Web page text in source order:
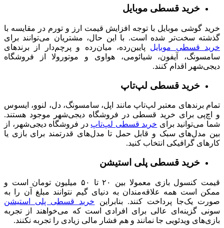
خرید قسطی موبایل
خرید گوشی موبایل با توجه افزایش قیمت ارز و تورم در مقایسه با
گذشته سخت‌تر شده است. با این حال، مشتریان می‌توانند برای
خرید قسطی موبایل
پایین‌رده، میان‌رده و پرچم‌دار از برندهای
سامسونگ، آیفون، شیائومی، هواوی و موتورولا از فروشگاه
دیجی‌شهر اقدام کنند.
خرید قسطی لپ‌تاپ
تمام برندهای معتبر لپ‌تاپ مانند اپل، سامسونگ، دل، لنوو، ایسوس
و اچ‌پی برای خرید قسطی در فروشگاه دیجی‌شهر موجود هستند.
شما می‌توانید برای خرید قسطی لپ‌تاپ در فروشگاه دیجی‌شهر، از
بین مدل‌های سبک و قابل حمل تا مدل‌های قدرتمند برای بازی یا
کارهای گرافیکی انتخاب کنید.
خرید قسطی پلی استیشن
قیمت کنسول‌ بازی معمولا بین ۲۰ تا ۵۰ میلیون تومان است و
ممکن است همه علاقه‌مندان به دنیای گیم نتوانند مبلغ آن را به
صورت یک‌جا پرداخت کنند. بنابراین
خرید قسطی پلی‌ استیشن
سونی گزینه‌ای عالی برای افرادی است که می‌خواهند از تجربه
بازی‌های ویدئویی جا نمانند و هم فشار مالی زیادی را تجربه نکنند.